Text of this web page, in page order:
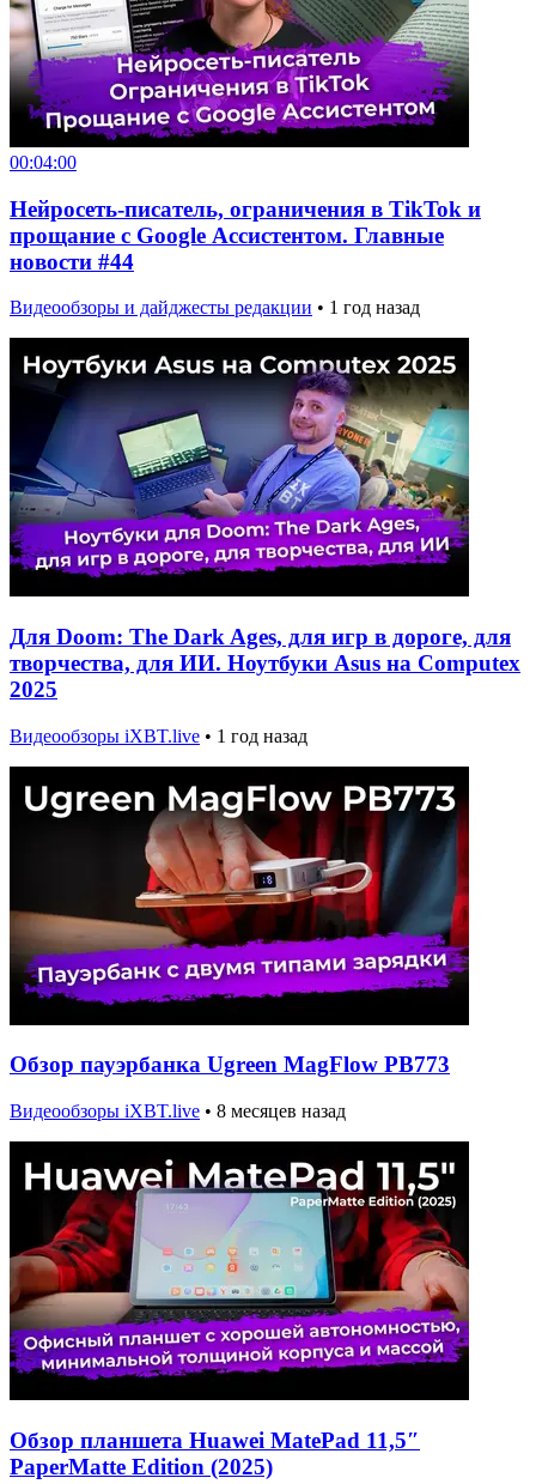
00:04:00
Нейросеть-писатель, ограничения в TikTok и
прощание с Google Ассистентом. Главные
новости #44
Видеообзоры и дайджесты редакции • 1 год назад
Для Doom: The Dark Ages, для игр в дороге, для
творчества, для ИИ. Ноутбуки Asus на Computex
2025
Видеообзоры iXBT.live • 1 год назад
Обзор пауэрбанка Ugreen MagFlow PB773
Видеообзоры iXBT.live • 8 месяцев назад
Обзор планшета Huawei MatePad 11,5″
PaperMatte Edition (2025)